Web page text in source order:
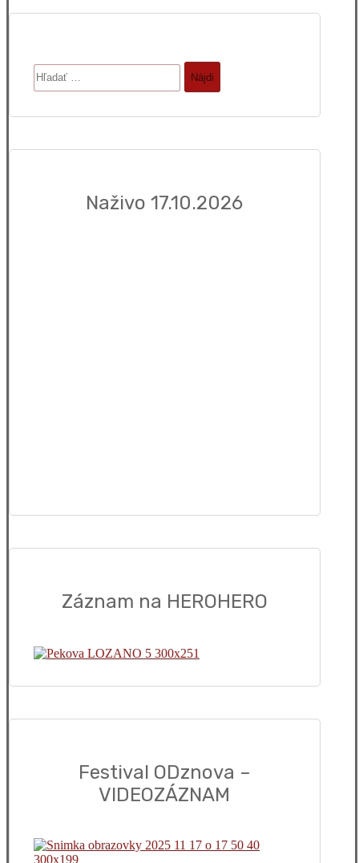
Hľadať:
Naživo 17.10.2026
Záznam na HEROHERO
Festival ODznova –
VIDEOZÁZNAM